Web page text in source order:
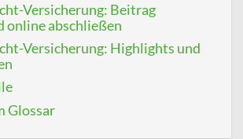
Versicherung: Beitrag
online abschließen
Versicherung: Highlights und
Glossar